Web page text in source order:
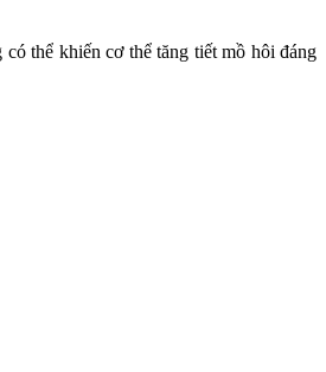
thể khiến cơ thể tăng tiết mồ hôi đáng